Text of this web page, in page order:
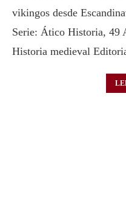
vikingos desde
Serie: Ático Historia, 49
Historia medieval